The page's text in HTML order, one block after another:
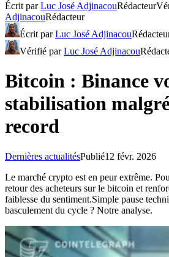
Écrit parLuc José AdjinacouRédacteur
AdjinacouRédacteur
Écrit parLuc José Adjinacou
Vérifié parLuc José Adjinacou
Bitcoin : Binance
stabilisation
record
Dernières actualitésPublié12 févr. 2026
Le marché crypto est en peur extrême.
retour des acheteurs sur le bitcoin et
faiblesse du sentiment.Simple pause
basculement du cycle ? Notre analyse.